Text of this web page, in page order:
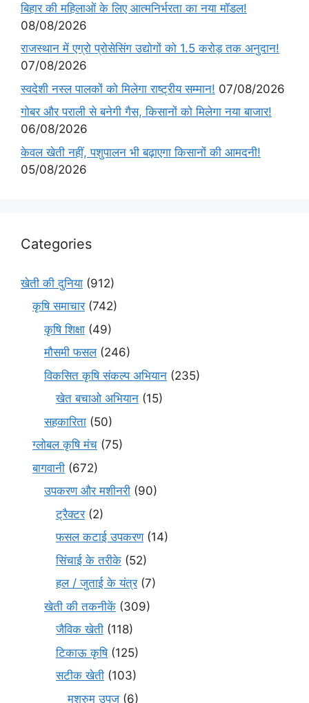
बिहार की महिलाओं के लिए आत्मनिर्भरता का नया मॉडल!
08/08/2026
राजस्थान में एग्रो प्रोसेसिंग उद्योगों को 1.5 करोड़ तक अनुदान!
07/08/2026
स्वदेशी नस्ल पालकों को मिलेगा राष्ट्रीय सम्मान! 07/08/2026
गोबर और पराली से बनेगी गैस, किसानों को मिलेगा नया बाजार!
06/08/2026
केवल खेती नहीं, पशुपालन भी बढ़ाएगा किसानों की आमदनी!
05/08/2026
Categories
खेती की दुनिया (912)
कृषि समाचार(742)
कृषि शिक्षा (49)
मौसमी फसल(246)
विकसित कृषि संकल्प अभियान (235)
खेत बचाओ अभियान (15)
सहकारिता (50)
ग्लोबल कृषि मंच (75)
बागवानी (672)
उपकरण और मशीनरी (90)
ट्रैक्टर(2)
फसल कटाई उपकरण(14)
सिंचाई के तरीके (52)
हल / जुताई के यंत्र(7)
खेती की तकनीकें (309)
जैविक खेती (118)
टिकाऊ कृषि(125)
सटीक खेती (103)
मशरुम उपज (6)